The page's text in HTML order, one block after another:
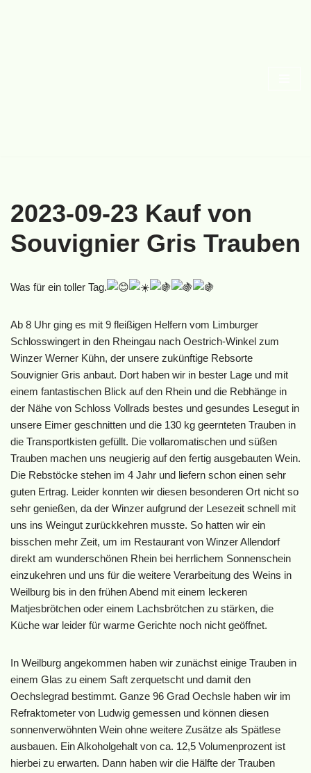
2023-09-23 Kauf von
Souvignier Gris Trauben
Was für ein toller Tag.
Ab 8 Uhr ging es mit 9 fleißigen Helfern vom Limburger
Schlosswingert in den Rheingau nach Oestrich-Winkel zum
Winzer Werner Kühn, der unsere zukünftige Rebsorte
Souvignier Gris anbaut. Dort haben wir in bester Lage und mit
einem fantastischen Blick auf den Rhein und die Rebhänge in
der Nähe von Schloss Vollrads bestes und gesundes Lesegut in
unsere Eimer geschnitten und die 130 kg geernteten Trauben in
die Transportkisten gefüllt. Die vollaromatischen und süßen
Trauben machen uns neugierig auf den fertig ausgebauten Wein.
Die Rebstöcke stehen im 4 Jahr und liefern schon einen sehr
guten Ertrag. Leider konnten wir diesen besonderen Ort nicht so
sehr genießen, da der Winzer aufgrund der Lesezeit schnell mit
uns ins Weingut zurückkehren musste. So hatten wir ein
bisschen mehr Zeit, um im Restaurant von Winzer Allendorf
direkt am wunderschönen Rhein bei herrlichem Sonnenschein
einzukehren und uns für die weitere Verarbeitung des Weins in
Weilburg bis in den frühen Abend mit einem leckeren
Matjesbrötchen oder einem Lachsbrötchen zu stärken, die
Küche war leider für warme Gerichte noch nicht geöffnet.
In Weilburg angekommen haben wir zunächst einige Trauben in
einem Glas zu einem Saft zerquetscht und damit den
Oechslegrad bestimmt. Ganze 96 Grad Oechsle haben wir im
Refraktometer von Ludwig gemessen und können diesen
sonnenverwöhnten Wein ohne weitere Zusätze als Spätlese
ausbauen. Ein Alkoholgehalt von ca. 12,5 Volumenprozent ist
hierbei zu erwarten. Dann haben wir die Hälfte der Trauben